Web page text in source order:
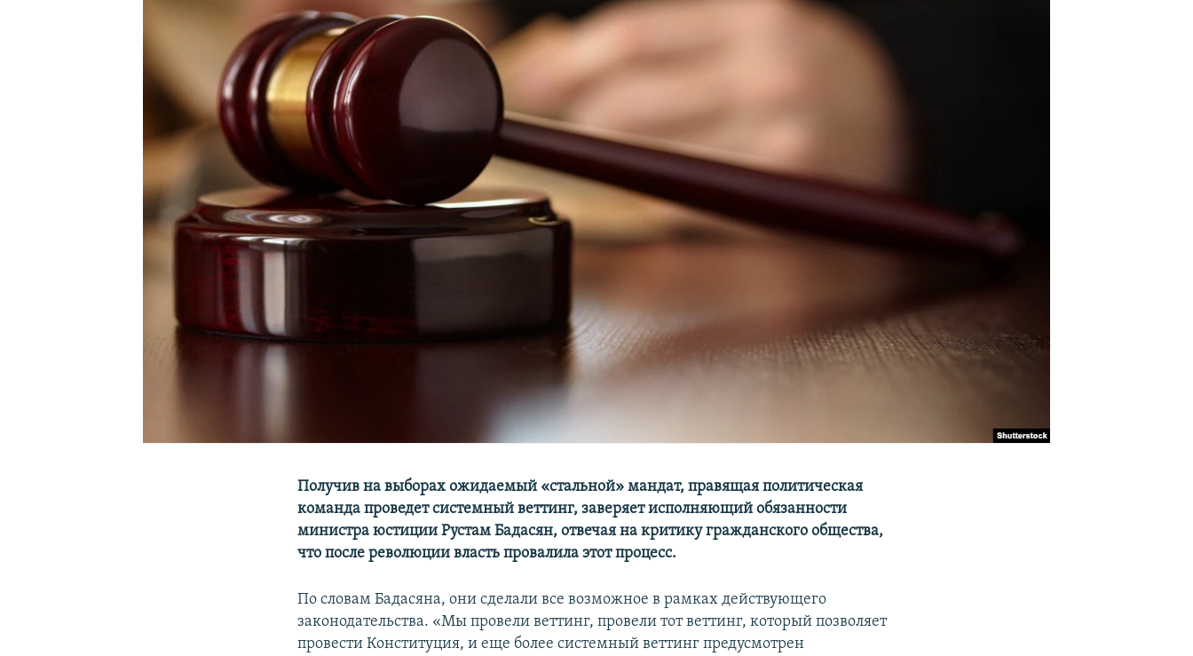
Получив на выборах ожидаемый «стальной» мандат, правящая политическая
команда проведет системный веттинг, заверяет исполняющий обязанности
министра юстиции Рустам Бадасян, отвечая на критику гражданского общества,
что после революции власть провалила этот процесс.
По словам Бадасяна, они сделали все возможное в рамках действующего
законодательства. «Мы провели веттинг, провели тот веттинг, который позволяет
провести Конституция, и еще более системный веттинг предусмотрен